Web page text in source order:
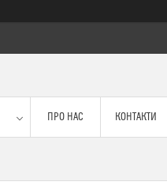
ПРО НАС КОНТАКТИ